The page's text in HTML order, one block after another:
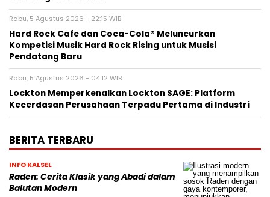
Rabu, 5 Agustus 2026 - 22:15 WIB
Hard Rock Cafe dan Coca-Cola® Meluncurkan
Kompetisi Musik Hard Rock Rising untuk Musisi
Pendatang Baru
Rabu, 5 Agustus 2026 - 04:12 WIB
Lockton Memperkenalkan Lockton SAGE: Platform
Kecerdasan Perusahaan Terpadu Pertama di Industri
BERITA TERBARU
INFO KALSEL
Raden: Cerita Klasik yang Abadi dalam
Balutan Modern